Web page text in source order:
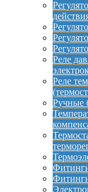
Реле
Реле
Ручные